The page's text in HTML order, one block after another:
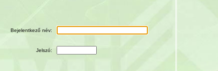
Bejelentkező név:
Jelszó: